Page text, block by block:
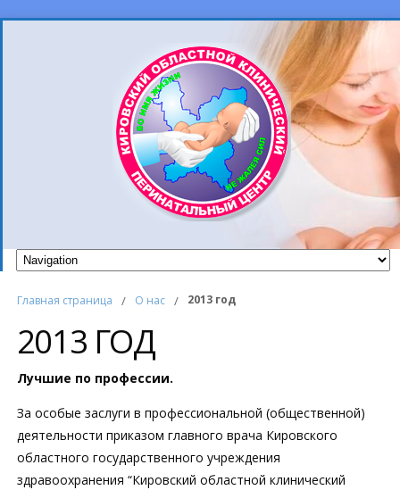
Главная страница / О нас / 2013 год
2013 ГОД
Лучшие по профессии.
За особые заслуги в профессиональной (общественной)
деятельности приказом главного врача Кировского
областного государственного учреждения
здравоохранения “Кировский областной клинический